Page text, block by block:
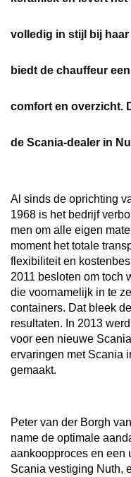
volledig in stijl bij
biedt de chauffeur
comfort en overzicht.
de Scania-dealer in
Al sinds de oprichting
1968 is het bedrijf
men om alle eigen
moment het totale
flexibiliteit en
2011 besloten om toch
die voornamelijk in te
containers. Dat bleek
resultaten. In 2013
voor een nieuwe
ervaringen met Scania
gemaakt.
Peter van der Borgh
name de optimale
aankoopproces en een
Scania vestiging Nuth,